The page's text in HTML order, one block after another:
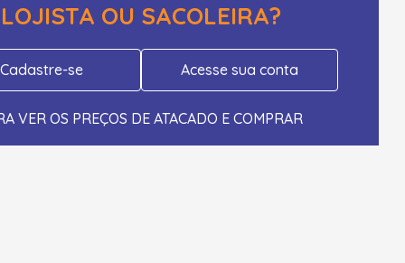
LOJISTA OU SACOLEIRA?
Cadastre-se Acesse sua conta
VER OS PREÇOS DE ATACADO E COMPRAR